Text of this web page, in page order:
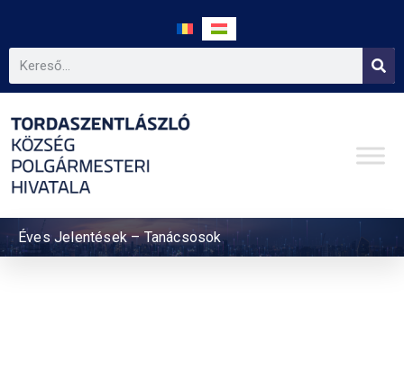
Éves Jelentések – Tanácsosok